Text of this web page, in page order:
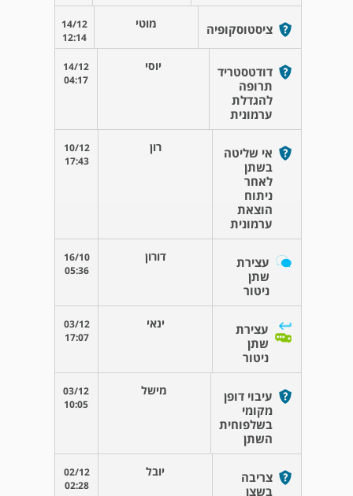
ציסטוסקופיה מוטי
14/12
12:14
דודטסטריד
תרופה
להגדלת
ערמונית
יוסי
14/12
04:17
אי שליטה
בשתן
לאחר
ניתוח
הוצאת
ערמונית
רון
10/12
17:43
עצירת
שתן
ניטור
דורון
16/10
05:36
עצירת
שתן
ניטור
ינאי
03/12
17:07
עיבוי דופן
מקומי
בשלפוחית
השתן
מישל
03/12
10:05
צריבה
בשצן
יובל
02/12
02:28